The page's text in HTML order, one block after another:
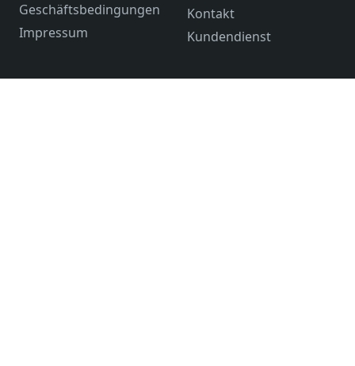
Geschäftsbedingungen
Impressum
Kontakt
Kundendienst